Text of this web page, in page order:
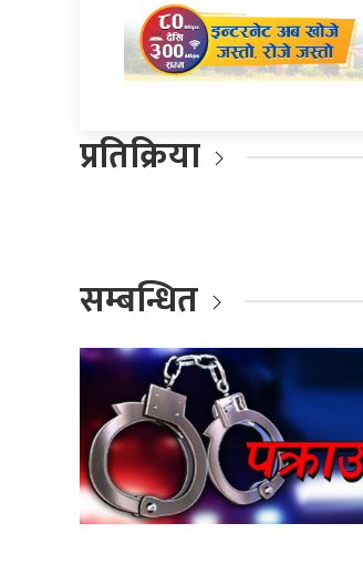
प्रतिक्रिया
सम्बन्धित